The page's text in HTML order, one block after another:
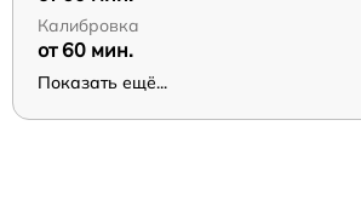
Калибровка
от 60 мин.
Показать ещё...